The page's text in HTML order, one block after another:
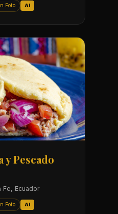
Foto AI
y Pescado
Fe, Ecuador
Foto AI